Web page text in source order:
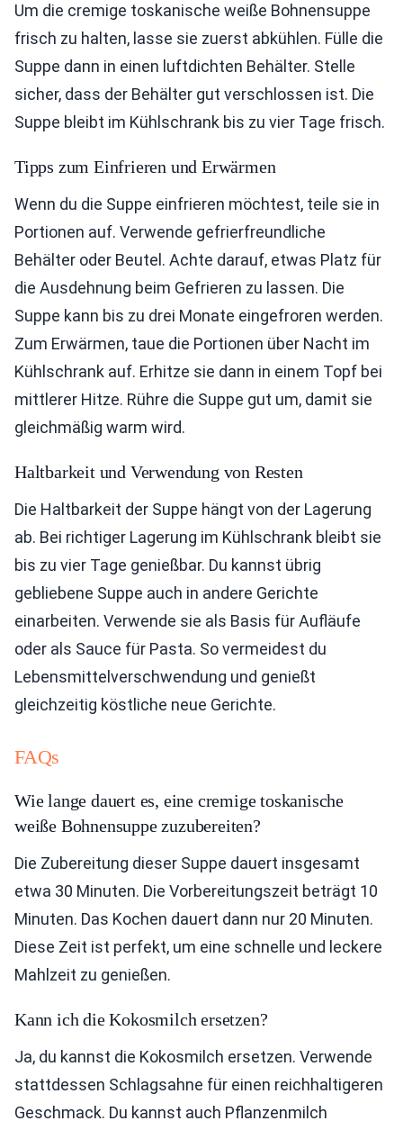
Um die cremige toskanische weiße Bohnensuppe
frisch zu halten, lasse sie zuerst abkühlen. Fülle die
Suppe dann in einen luftdichten Behälter. Stelle
sicher, dass der Behälter gut verschlossen ist. Die
Suppe bleibt im Kühlschrank bis zu vier Tage frisch.
Tipps zum Einfrieren und Erwärmen
Wenn du die Suppe einfrieren möchtest, teile sie in
Portionen auf. Verwende gefrierfreundliche
Behälter oder Beutel. Achte darauf, etwas Platz für
die Ausdehnung beim Gefrieren zu lassen. Die
Suppe kann bis zu drei Monate eingefroren werden.
Zum Erwärmen, taue die Portionen über Nacht im
Kühlschrank auf. Erhitze sie dann in einem Topf bei
mittlerer Hitze. Rühre die Suppe gut um, damit sie
gleichmäßig warm wird.
Haltbarkeit und Verwendung von Resten
Die Haltbarkeit der Suppe hängt von der Lagerung
ab. Bei richtiger Lagerung im Kühlschrank bleibt sie
bis zu vier Tage genießbar. Du kannst übrig
gebliebene Suppe auch in andere Gerichte
einarbeiten. Verwende sie als Basis für Aufläufe
oder als Sauce für Pasta. So vermeidest du
Lebensmittelverschwendung und genießt
gleichzeitig köstliche neue Gerichte.
FAQs
Wie lange dauert es, eine cremige toskanische
weiße Bohnensuppe zuzubereiten?
Die Zubereitung dieser Suppe dauert insgesamt
etwa 30 Minuten. Die Vorbereitungszeit beträgt 10
Minuten. Das Kochen dauert dann nur 20 Minuten.
Diese Zeit ist perfekt, um eine schnelle und leckere
Mahlzeit zu genießen.
Kann ich die Kokosmilch ersetzen?
Ja, du kannst die Kokosmilch ersetzen. Verwende
stattdessen Schlagsahne für einen reichhaltigeren
Geschmack. Du kannst auch Pflanzenmilch